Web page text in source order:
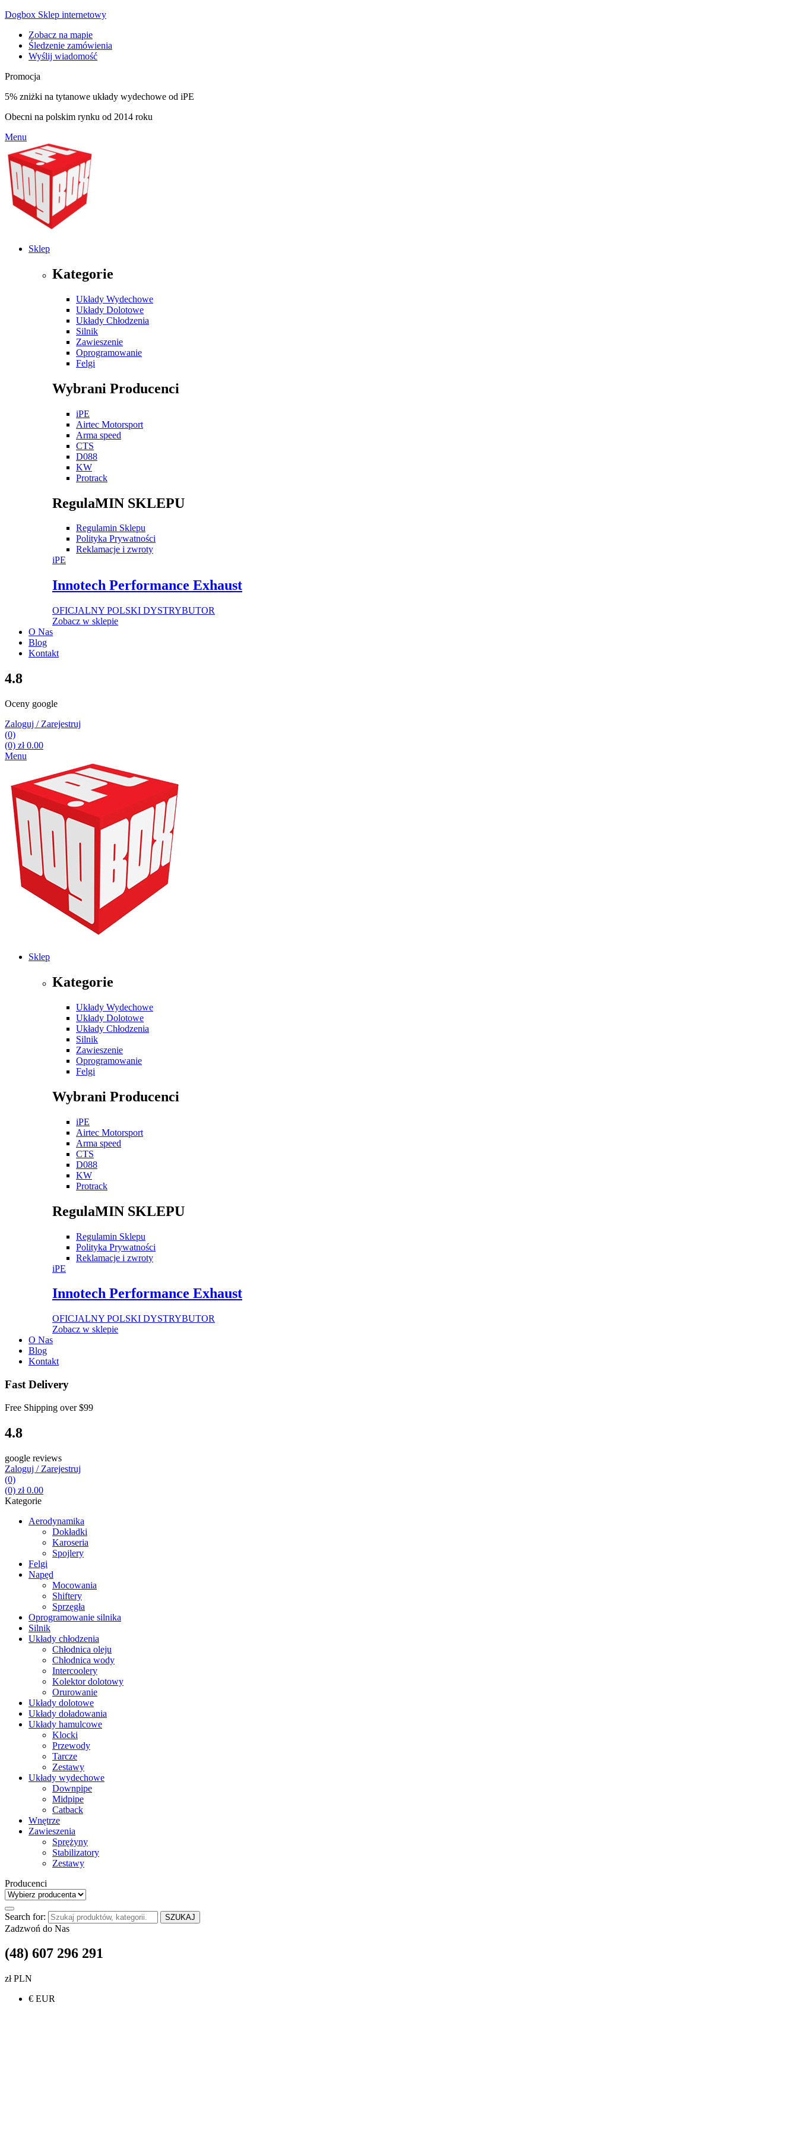
Dogbox Sklep internetowy
Zobacz na mapie
Śledzenie zamówienia
Wyślij wiadomość
Promocja
5% zniżki na tytanowe układy wydechowe od iPE
Obecni na polskim rynku od 2014 roku
Menu
Sklep
Kategorie
Układy Wydechowe
Układy Dolotowe
Układy Chłodzenia
Silnik
Zawieszenie
Oprogramowanie
Felgi
Wybrani Producenci
iPE
Airtec Motorsport
Arma speed
CTS
D088
KW
Protrack
RegulaMIN SKLEPU
Regulamin Sklepu
Polityka Prywatności
Reklamacje i zwroty
iPE
Innotech Performance Exhaust
OFICJALNY POLSKI DYSTRYBUTOR
Zobacz w sklepie
O Nas
Blog
Kontakt
4.8
Oceny google
Zaloguj / Zarejestruj
(0)
(0) zł0.00
Menu
Sklep
Kategorie
Układy Wydechowe
Układy Dolotowe
Układy Chłodzenia
Silnik
Zawieszenie
Oprogramowanie
Felgi
Wybrani Producenci
iPE
Airtec Motorsport
Arma speed
CTS
D088
KW
Protrack
RegulaMIN SKLEPU
Regulamin Sklepu
Polityka Prywatności
Reklamacje i zwroty
iPE
Innotech Performance Exhaust
OFICJALNY POLSKI DYSTRYBUTOR
Zobacz w sklepie
O Nas
Blog
Kontakt
Fast Delivery
Free Shipping over$99
4.8
google reviews
Zaloguj / Zarejestruj
(0)
(0) zł0.00
Kategorie
Aerodynamika
Dokładki
Karoseria
Spojlery
Felgi
Napęd
Mocowania
Shiftery
Sprzęgła
Oprogramowanie silnika
Silnik
Układy chłodzenia
Chłodnica oleju
Chłodnica wody
Intercoolery
Kolektor dolotowy
Orurowanie
Układy dolotowe
Układy doładowania
Układy hamulcowe
Klocki
Przewody
Tarcze
Zestawy
Układy wydechowe
Downpipe
Midpipe
Catback
Wnętrze
Zawieszenia
Sprężyny
Stabilizatory
Zestawy
Producenci
Search for: SZUKAJ
Zadzwoń do Nas
(48) 607 296 291
zł PLN
€ EUR